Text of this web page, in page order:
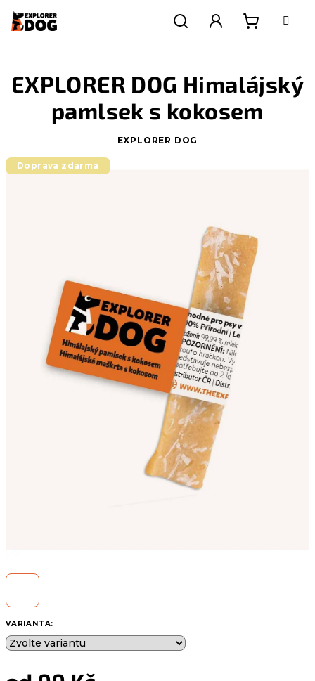
na
obsah
košík
VARIANTA:
EXPLORER DOG Himalájský
pamlsek s kokosem
EXPLORER DOG
Doprava zdarma